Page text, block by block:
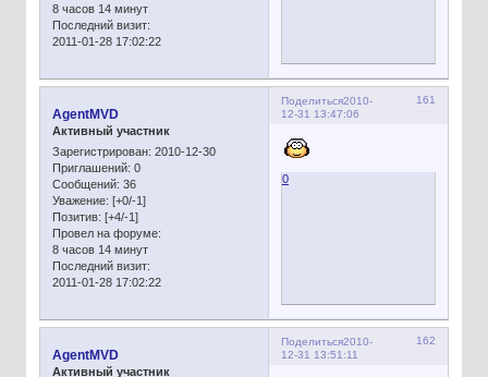
8 часов 14 минут
Последний визит:
2011-01-28 17:02:22
Поделиться 161
2010-
12-31 13:47:06
AgentMVD
Активный участник
Зарегистрирован: 2010-12-30
Приглашений: 0
Сообщений: 36
Уважение: [+0/-1]
Позитив: [+4/-1]
Провел на форуме:
8 часов 14 минут
Последний визит:
2011-01-28 17:02:22
0
Поделиться 162
2010-
12-31 13:51:11
AgentMVD
Активный участник